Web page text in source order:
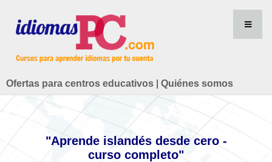
Ofertas para centros educativos Quiénes somos
"Aprende islandés desde cero -
curso completo"